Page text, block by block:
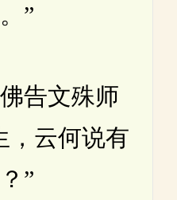
”
文殊师
，云何说有
”